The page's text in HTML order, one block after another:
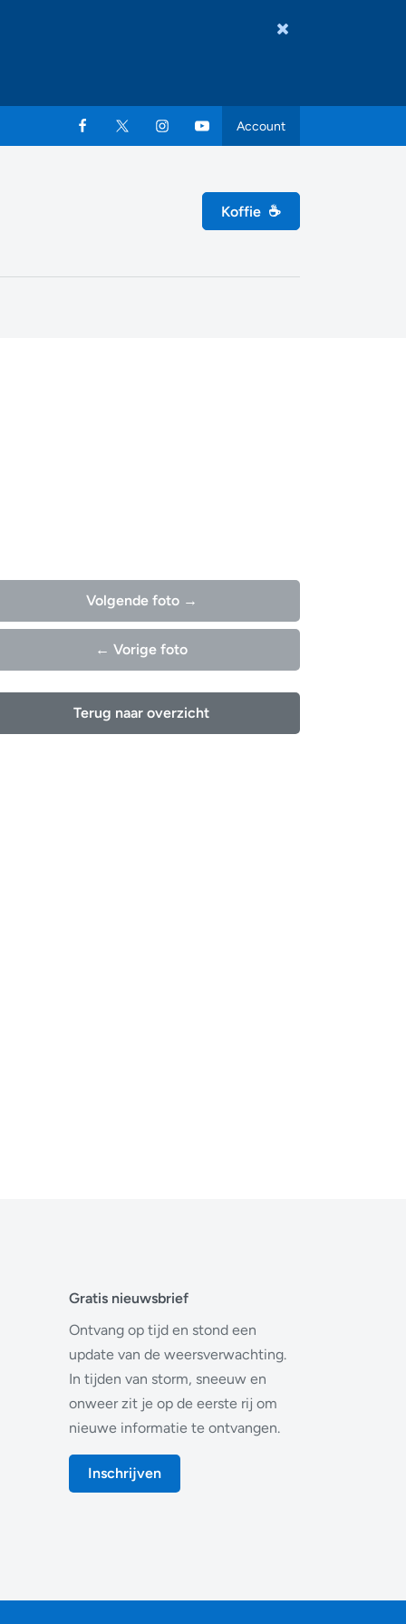
Account
Koffie ☕
Volgende foto →
← Vorige foto
Terug naar overzicht
Gratis nieuwsbrief
Ontvang op tijd en stond een
update van de weersverwachting.
In tijden van storm, sneeuw en
onweer zit je op de eerste rij om
nieuwe informatie te ontvangen.
Inschrijven